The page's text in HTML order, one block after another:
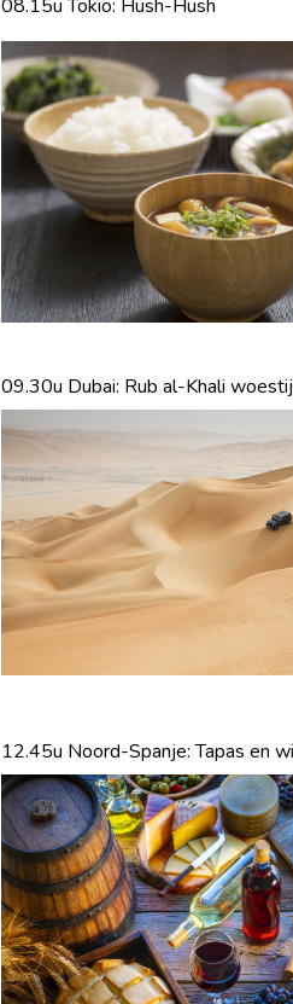
08.15u Tokio: Hush-Hush
09.30u Dubai: Rub al-Khali
12.45u Noord-Spanje: Tapas en